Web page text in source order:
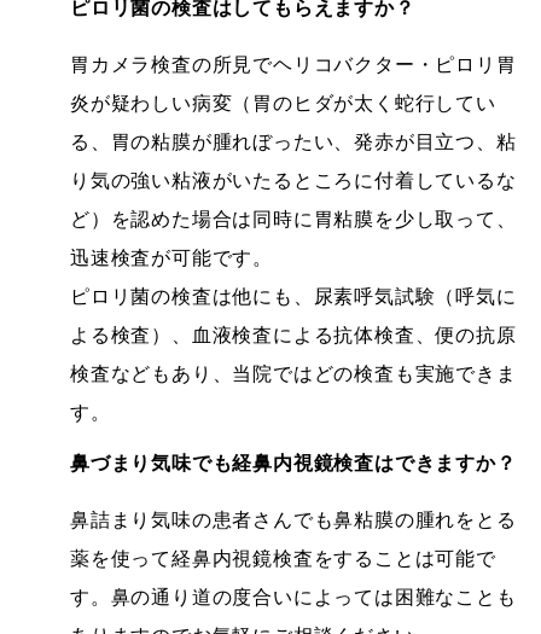
ピロリ菌の検査はしてもらえますか？
胃カメラ検査の所見でヘリコバクター・ピロリ胃
炎が疑わしい病変（胃のヒダが太く蛇行してい
る、胃の粘膜が腫れぼったい、発赤が目立つ、粘
り気の強い粘液がいたるところに付着しているな
ど）を認めた場合は同時に胃粘膜を少し取って、
迅速検査が可能です。
ピロリ菌の検査は他にも、尿素呼気試験（呼気に
よる検査）、血液検査による抗体検査、便の抗原
検査などもあり、当院ではどの検査も実施できま
す。
鼻づまり気味でも経鼻内視鏡検査はできますか？
鼻詰まり気味の患者さんでも鼻粘膜の腫れをとる
薬を使って経鼻内視鏡検査をすることは可能で
す。鼻の通り道の度合いによっては困難なことも